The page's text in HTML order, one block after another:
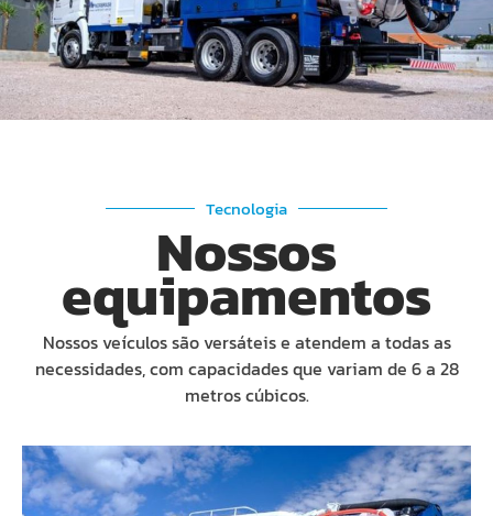
Tecnologia
Nossos
equipamentos
Nossos veículos são versáteis e atendem a todas as
necessidades, com capacidades que variam de 6 a 28
metros cúbicos.